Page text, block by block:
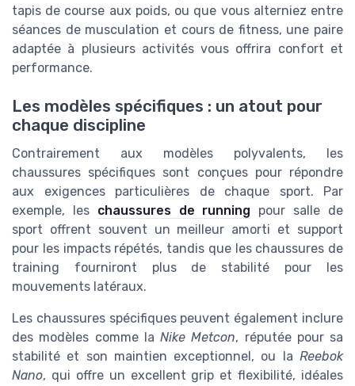
tapis de course aux poids, ou que vous alterniez entre
séances de musculation et cours de fitness, une paire
adaptée à plusieurs activités vous offrira confort et
performance.
Les modèles spécifiques : un atout pour
chaque discipline
Contrairement aux modèles polyvalents, les
chaussures spécifiques sont conçues pour répondre
aux exigences particulières de chaque sport. Par
exemple, les chaussures de running pour salle de
sport offrent souvent un meilleur amorti et support
pour les impacts répétés, tandis que les chaussures de
training fourniront plus de stabilité pour les
mouvements latéraux.
Les chaussures spécifiques peuvent également inclure
des modèles comme la Nike Metcon, réputée pour sa
stabilité et son maintien exceptionnel, ou la Reebok
Nano, qui offre un excellent grip et flexibilité, idéales